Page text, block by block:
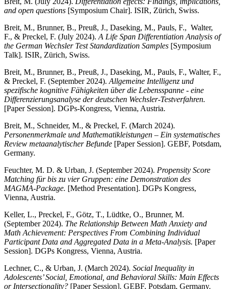
and open questions [Symposium Chair]. ISIR, Zürich, Swiss.
Breit, M., Brunner, B., Preuß, J., Daseking, M., Pauls, F., Walter,
F., & Preckel, F. (July 2024). A Life Span Differentiation Analysis of
the German Wechsler Test Standardization Samples [Symposium
Talk]. ISIR, Zürich, Swiss.
Breit, M., Brunner, B., Preuß, J., Daseking, M., Pauls, F., Walter, F.,
& Preckel, F. (September 2024). Allgemeine Intelligenz und
spezifische kognitive Fähigkeiten über die Lebensspanne - eine
Differenzierungsanalyse der deutschen Wechsler-Testverfahren.
[Paper Session]. DGPs-Kongress, Vienna, Austria.
Breit, M., Schneider, M., & Preckel, F. (March 2024).
Personenmerkmale und Mathematikleistungen – Ein systematisches
Review metaanalytischer Befunde [Paper Session]. GEBF, Potsdam,
Germany.
Feuchter, M. D. & Urban, J. (September 2024). Propensity Score
Matching für bis zu vier Gruppen: eine Demonstration des
MAGMA-Package. [Method Presentation]. DGPs Kongress,
Vienna, Austria.
Keller, L., Preckel, F., Götz, T., Lüdtke, O., Brunner, M.
(September 2024). The Relationship Between Math Anxiety and
Math Achievement: Perspectives From Combining Individual
Participant Data and Aggregated Data in a Meta-Analysis. [Paper
Session]. DGPs Kongress, Vienna, Austria.
Lechner, C., & Urban, J. (March 2024). Social Inequality in
Adolescents’ Social, Emotional, and Behavioral Skills: Main Effects
or Intersectionality? [Paper Session]. GEBF, Potsdam, Germany.